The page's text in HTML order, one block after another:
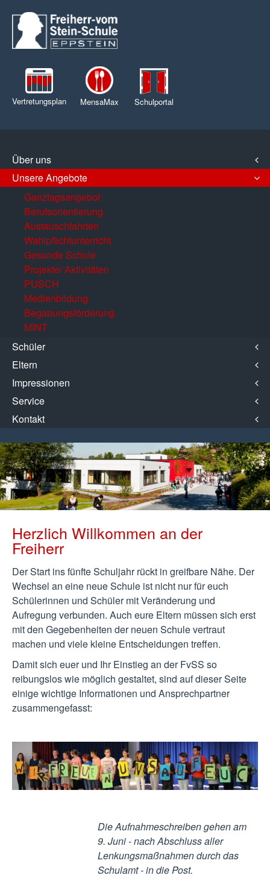
Vertretungsplan MensaMax Schulportal
Über uns
Unsere Angebote
Ganztagsangebot
Berufsorientierung
Austauschfahrten
Wahlpflichtunterricht
Gesunde Schule
Projekte/ Aktivitäten
PUSCH
Medienbildung
Begabungsförderung
MINT
Schüler
Eltern
Impressionen
Service
Kontakt
Herzlich Willkommen an der
Freiherr
Der Start ins fünfte Schuljahr rückt in greifbare Nähe. Der
Wechsel an eine neue Schule ist nicht nur für euch
Schülerinnen und Schüler mit Veränderung und
Aufregung verbunden. Auch eure Eltern müssen sich erst
mit den Gegebenheiten der neuen Schule vertraut
machen und viele kleine Entscheidungen treffen.
Damit sich euer und Ihr Einstieg an der FvSS so
reibungslos wie möglich gestaltet, sind auf dieser Seite
einige wichtige Informationen und Ansprechpartner
zusammengefasst:
Die Aufnahmeschreiben gehen am
9. Juni - nach Abschluss aller
Lenkungsmaßnahmen durch das
Schulamt - in die Post.